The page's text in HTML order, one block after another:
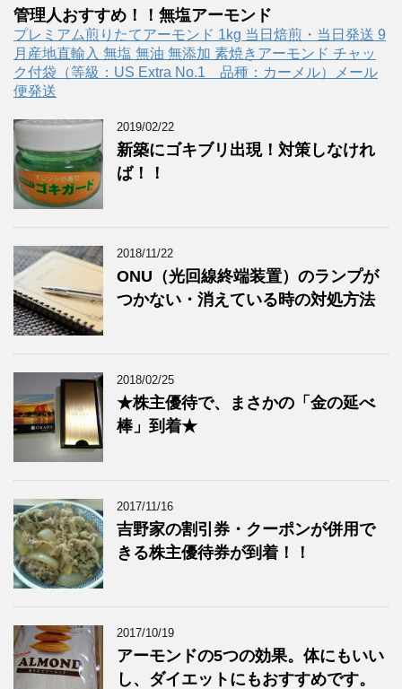
管理人おすすめ！！無塩アーモンド
プレミアム煎りたてアーモンド 1kg 当日焙煎・当日発送 9
月産地直輸入 無塩 無油 無添加 素焼きアーモンド チャッ
ク付袋（等級：US Extra No.1 品種：カーメル）メール
便発送
2019/02/22
新築にゴキブリ出現！対策しなけれ
ば！！
2018/11/22
ONU（光回線終端装置）のランプが
つかない・消えている時の対処方法
2018/02/25
★株主優待で、まさかの「金の延べ
棒」到着★
2017/11/16
吉野家の割引券・クーポンが併用で
きる株主優待券が到着！！
2017/10/19
アーモンドの5つの効果。体にもいい
し、ダイエットにもおすすめです。